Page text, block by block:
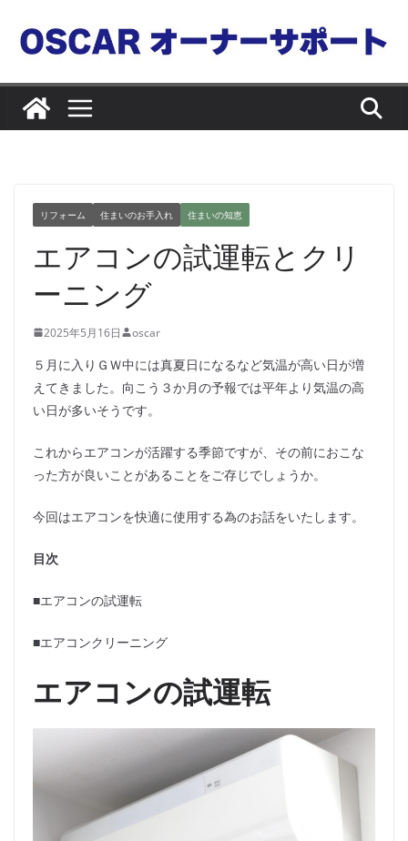
ン
リフォーム 住まいのお手入れ 住まいの知恵
エアコンの試運転とクリ
ーニング
2025年5月16日 oscar
５月に入りＧＷ中には真夏日になるなど気温が高い日が増
えてきました。向こう３か月の予報では平年より気温の高
い日が多いそうです。
これからエアコンが活躍する季節ですが、その前におこな
った方が良いことがあることをご存じでしょうか。
今回はエアコンを快適に使用する為のお話をいたします。
目次
■エアコンの試運転
■エアコンクリーニング
エアコンの試運転